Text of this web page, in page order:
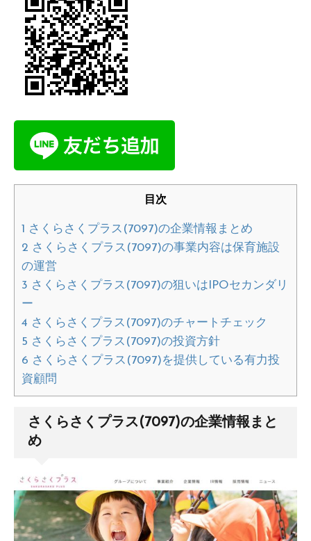
目次
1 さくらさくプラス(7097)の企業情報まとめ
2 さくらさくプラス(7097)の事業内容は保育施設
の運営
3 さくらさくプラス(7097)の狙いはIPOセカンダリ
ー
4 さくらさくプラス(7097)のチャートチェック
5 さくらさくプラス(7097)の投資方針
6 さくらさくプラス(7097)を提供している有力投
資顧問
さくらさくプラス(7097)の企業情報まと
め